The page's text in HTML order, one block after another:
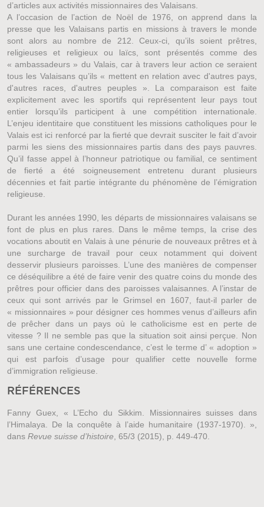
d’articles aux activités missionnaires des Valaisans.
A l’occasion de l’action de Noël de 1976, on apprend dans la
presse que les Valaisans partis en missions à travers le monde
sont alors au nombre de 212. Ceux-ci, qu’ils soient prêtres,
religieuses et religieux ou laïcs, sont présentés comme des
« ambassadeurs » du Valais, car à travers leur action ce seraient
tous les Valaisans qu’ils « mettent en relation avec d'autres pays,
d'autres races, d'autres peuples ». La comparaison est faite
explicitement avec les sportifs qui représentent leur pays tout
entier lorsqu’ils participent à une compétition internationale.
L’enjeu identitaire que constituent les missions catholiques pour le
Valais est ici renforcé par la fierté que devrait susciter le fait d’avoir
parmi les siens des missionnaires partis dans des pays pauvres.
Qu’il fasse appel à l’honneur patriotique ou familial, ce sentiment
de fierté a été soigneusement entretenu durant plusieurs
décennies et fait partie intégrante du phénomène de l’émigration
religieuse.
Durant les années 1990, les départs de missionnaires valaisans se
font de plus en plus rares. Dans le même temps, la crise des
vocations aboutit en Valais à une pénurie de nouveaux prêtres et à
une surcharge de travail pour ceux notamment qui doivent
desservir plusieurs paroisses. L’une des manières de compenser
ce déséquilibre a été de faire venir des quatre coins du monde des
prêtres pour officier dans des paroisses valaisannes. A l’instar de
ceux qui sont arrivés par le Grimsel en 1607, faut-il parler de
« missionnaires » pour désigner ces hommes venus d’ailleurs afin
de prêcher dans un pays où le catholicisme est en perte de
vitesse ? Il ne semble pas que la situation soit ainsi perçue. Non
sans une certaine condescendance, c’est le terme d’ « adoption »
qui est parfois d’usage pour qualifier cette nouvelle forme
d’immigration religieuse.
RÉFÉRENCES
Fanny Guex, « L’Echo du Sikkim. Missionnaires suisses dans
l’Himalaya. De la conquête à l’aide humanitaire (1937-1970). »,
dans Revue suisse d’histoire , 65/3 (2015), p. 449-470.